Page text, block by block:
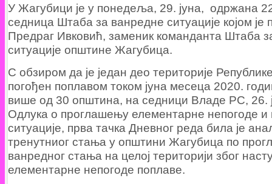
У Жагубици је у понедеља, 29. јуна, одржана
седница Штаба за ванредне ситуације којом је
Предраг Ивковић, заменик команданта Штаба
ситуације општине Жагубица.
С обзиром да је један део територије
погођен поплавом током јуна месеца 2020.
више од 30 општина, на седници Владе РС, 26.
Одлука о проглашењу елементарне непогоде и
ситуације, прва тачка Дневног реда била је
тренутниог стања у општини Жагубица по
ванредног стања на целој територији због
елементарне непогоде поплаве.